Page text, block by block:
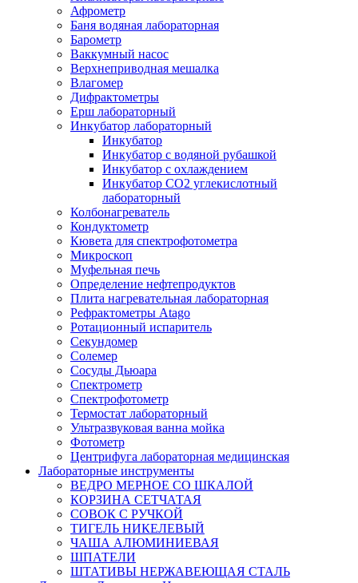
Афрометр
Баня водяная лабораторная
Барометр
Ваккумный насос
Верхнеприводная мешалка
Влагомер
Дифрактометры
Ерш лабораторный
Инкубатор лабораторный
Инкубатор
Инкубатор с водяной рубашкой
Инкубатор с охлаждением
Инкубатор СО2 углекислотный
лабораторный
Колбонагреватель
Кондуктометр
Кювета для спектрофотометра
Микроскоп
Муфельная печь
Определение нефтепродуктов
Плита нагревательная лабораторная
Рефрактометры Atago
Ротационный испаритель
Секундомер
Солемер
Сосуды Дьюара
Спектрометр
Спектрофотометр
Термостат лабораторный
Ультразвуковая ванна мойка
Фотометр
Центрифуга лабораторная медицинская
Лабораторные инструменты
ВЕДРО МЕРНОЕ СО ШКАЛОЙ
КОРЗИНА СЕТЧАТАЯ
СОВОК С РУЧКОЙ
ТИГЕЛЬ НИКЕЛЕВЫЙ
ЧАША АЛЮМИНИЕВАЯ
ШПАТЕЛИ
ШТАТИВЫ НЕРЖАВЕЮЩАЯ СТАЛЬ